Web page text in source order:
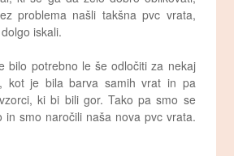
problema našli takšna pvc vrata,
iskali.
bilo potrebno le še odločiti za nekaj
kot je bila barva samih vrat in pa
ki bi bili gor. Tako pa smo se
in smo naročili naša nova pvc vrata.